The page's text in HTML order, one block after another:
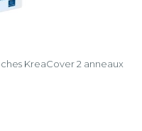
KreaCover 2 anneaux